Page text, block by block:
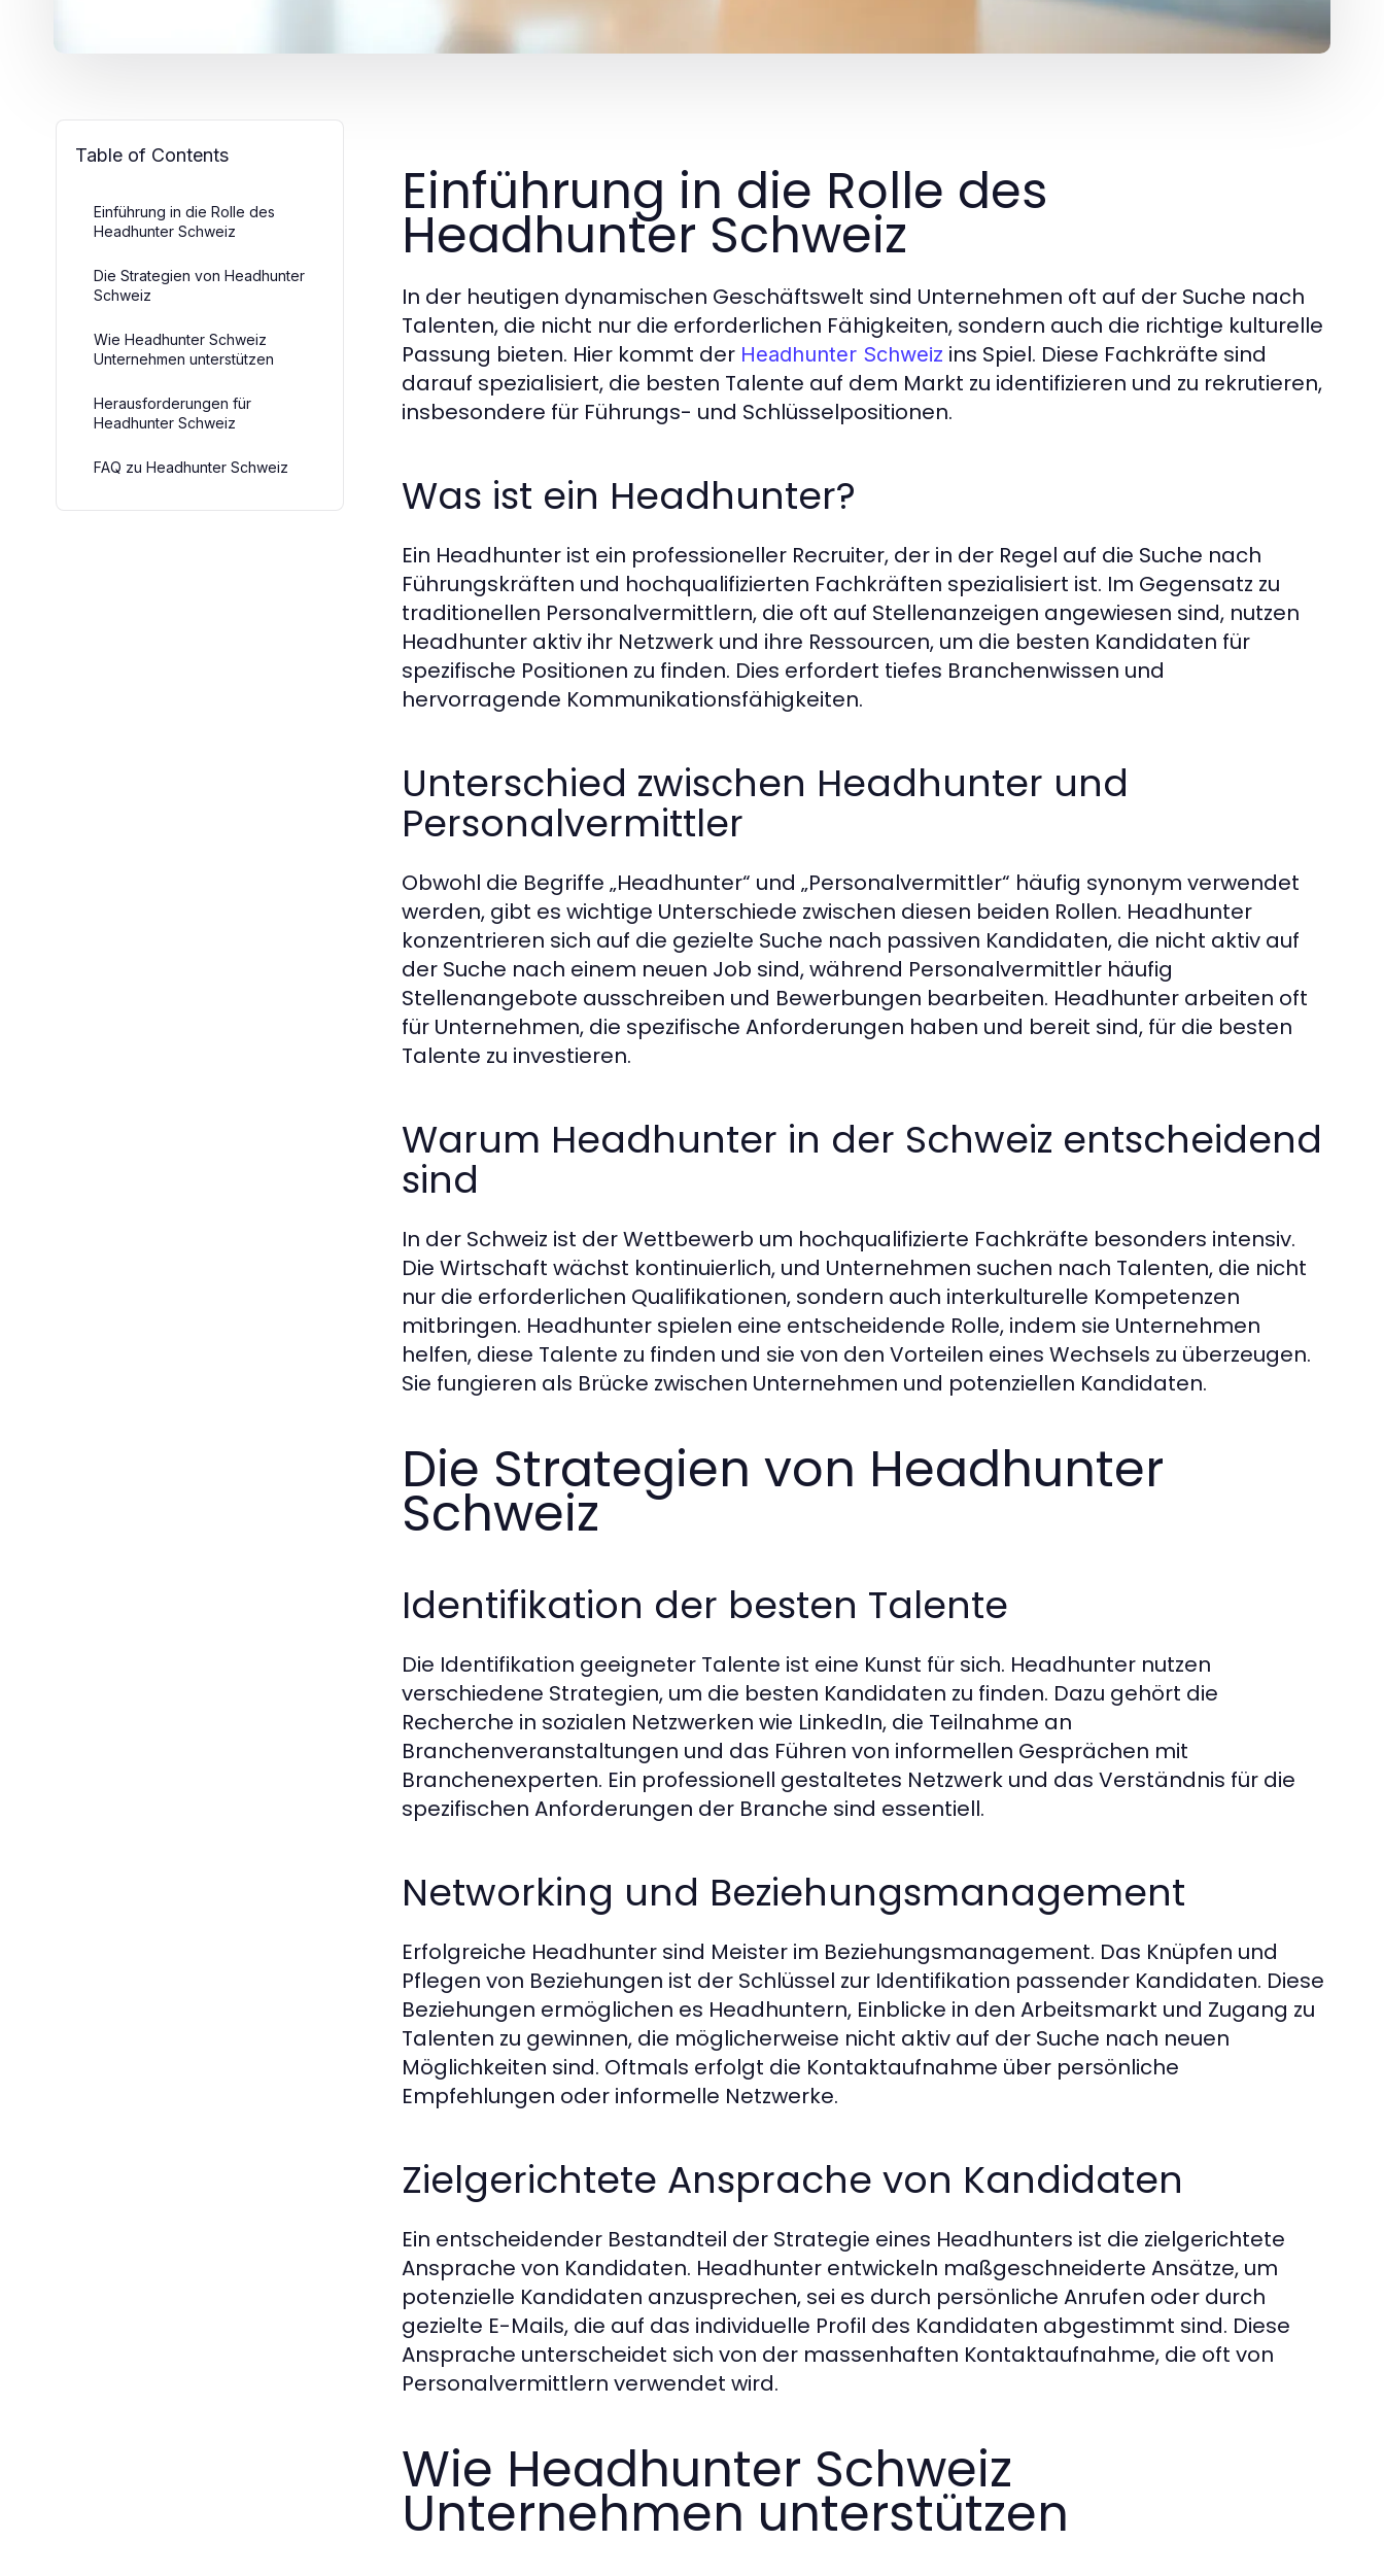
Table of Contents
Einführung in die Rolle des
Headhunter Schweiz
Die Strategien von Headhunter
Schweiz
Wie Headhunter Schweiz
Unternehmen unterstützen
Herausforderungen für
Headhunter Schweiz
FAQ zu Headhunter Schweiz
Einführung in die Rolle des
Headhunter Schweiz
In der heutigen dynamischen Geschäftswelt sind Unternehmen oft auf der Suche nach
Talenten, die nicht nur die erforderlichen Fähigkeiten, sondern auch die richtige kulturelle
Passung bieten. Hier kommt der Headhunter Schweiz ins Spiel. Diese Fachkräfte sind
darauf spezialisiert, die besten Talente auf dem Markt zu identifizieren und zu rekrutieren,
insbesondere für Führungs- und Schlüsselpositionen.
Was ist ein Headhunter?
Ein Headhunter ist ein professioneller Recruiter, der in der Regel auf die Suche nach
Führungskräften und hochqualifizierten Fachkräften spezialisiert ist. Im Gegensatz zu
traditionellen Personalvermittlern, die oft auf Stellenanzeigen angewiesen sind, nutzen
Headhunter aktiv ihr Netzwerk und ihre Ressourcen, um die besten Kandidaten für
spezifische Positionen zu finden. Dies erfordert tiefes Branchenwissen und
hervorragende Kommunikationsfähigkeiten.
Unterschied zwischen Headhunter und
Personalvermittler
Obwohl die Begriffe „Headhunter“ und „Personalvermittler“ häufig synonym verwendet
werden, gibt es wichtige Unterschiede zwischen diesen beiden Rollen. Headhunter
konzentrieren sich auf die gezielte Suche nach passiven Kandidaten, die nicht aktiv auf
der Suche nach einem neuen Job sind, während Personalvermittler häufig
Stellenangebote ausschreiben und Bewerbungen bearbeiten. Headhunter arbeiten oft
für Unternehmen, die spezifische Anforderungen haben und bereit sind, für die besten
Talente zu investieren.
Warum Headhunter in der Schweiz entscheidend
sind
In der Schweiz ist der Wettbewerb um hochqualifizierte Fachkräfte besonders intensiv.
Die Wirtschaft wächst kontinuierlich, und Unternehmen suchen nach Talenten, die nicht
nur die erforderlichen Qualifikationen, sondern auch interkulturelle Kompetenzen
mitbringen. Headhunter spielen eine entscheidende Rolle, indem sie Unternehmen
helfen, diese Talente zu finden und sie von den Vorteilen eines Wechsels zu überzeugen.
Sie fungieren als Brücke zwischen Unternehmen und potenziellen Kandidaten.
Die Strategien von Headhunter
Schweiz
Identifikation der besten Talente
Die Identifikation geeigneter Talente ist eine Kunst für sich. Headhunter nutzen
verschiedene Strategien, um die besten Kandidaten zu finden. Dazu gehört die
Recherche in sozialen Netzwerken wie LinkedIn, die Teilnahme an
Branchenveranstaltungen und das Führen von informellen Gesprächen mit
Branchenexperten. Ein professionell gestaltetes Netzwerk und das Verständnis für die
spezifischen Anforderungen der Branche sind essentiell.
Networking und Beziehungsmanagement
Erfolgreiche Headhunter sind Meister im Beziehungsmanagement. Das Knüpfen und
Pflegen von Beziehungen ist der Schlüssel zur Identifikation passender Kandidaten. Diese
Beziehungen ermöglichen es Headhuntern, Einblicke in den Arbeitsmarkt und Zugang zu
Talenten zu gewinnen, die möglicherweise nicht aktiv auf der Suche nach neuen
Möglichkeiten sind. Oftmals erfolgt die Kontaktaufnahme über persönliche
Empfehlungen oder informelle Netzwerke.
Zielgerichtete Ansprache von Kandidaten
Ein entscheidender Bestandteil der Strategie eines Headhunters ist die zielgerichtete
Ansprache von Kandidaten. Headhunter entwickeln maßgeschneiderte Ansätze, um
potenzielle Kandidaten anzusprechen, sei es durch persönliche Anrufen oder durch
gezielte E-Mails, die auf das individuelle Profil des Kandidaten abgestimmt sind. Diese
Ansprache unterscheidet sich von der massenhaften Kontaktaufnahme, die oft von
Personalvermittlern verwendet wird.
Wie Headhunter Schweiz
Unternehmen unterstützen